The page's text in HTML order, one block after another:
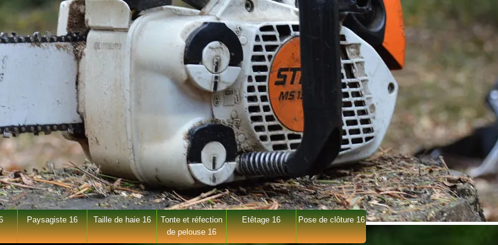
Paysagiste 16 Taille de haie 16
Tonte et réfection
de pelouse 16
Etêtage 16 Pose de clôture 16